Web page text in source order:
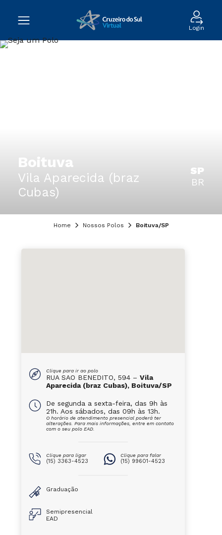
Login
Boituva
Vila Aparecida (braz
Cubas)
SP
BR
Home Nossos Polos Boituva/SP
Clique para ir ao polo
RUA SAO BENEDITO, 594 – Vila
Aparecida (braz Cubas), Boituva/SP
De segunda a sexta-feira, das 9h às
21h. Aos sábados, das 09h às 13h.
O horário de atendimento presencial poderá ter
alterações. Para mais informações, entre em contato
com o seu polo EAD.
Clique para ligar
(15) 3363-4523
Clique para falar
(15) 99601-4523
Graduação
Semipresencial
EAD